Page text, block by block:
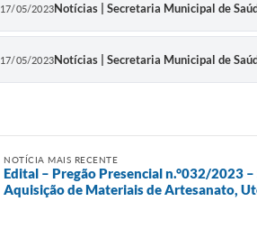
17/05/2023Notícias | Secretaria Municipal de
17/05/2023Notícias | Secretaria Municipal de
NOTÍCIA MAIS RECENTE
Edital – Pregão Presencial n.°032/2023
Aquisição de Materiais de Artesanato,